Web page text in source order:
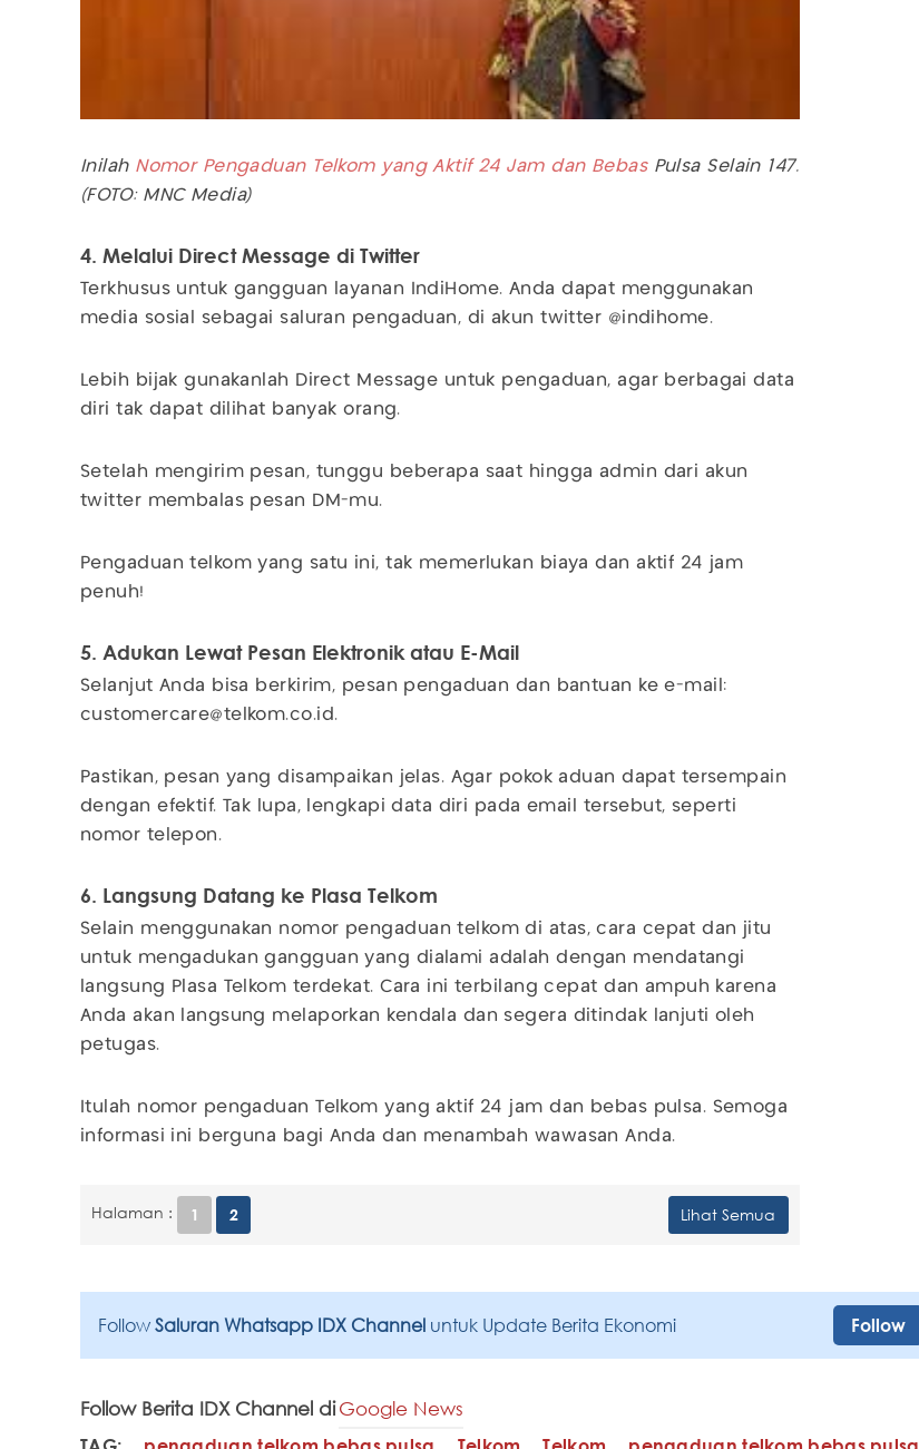
Inilah Nomor Pengaduan Telkom yang Aktif 24 Jam dan BebasPulsa Selain 147.
(FOTO: MNC Media)
4. Melalui Direct Message di Twitter
Terkhusus untuk gangguan layanan IndiHome. Anda dapat menggunakan
media sosial sebagai saluran pengaduan, di akun twitter @indihome.
Lebih bijak gunakanlah Direct Message untuk pengaduan, agar berbagai data
diri tak dapat dilihat banyak orang.
Setelah mengirim pesan, tunggu beberapa saat hingga admin dari akun
twitter membalas pesan DM-mu.
Pengaduan telkom yang satu ini, tak memerlukan biaya dan aktif 24 jam
penuh!
5. Adukan Lewat Pesan Elektronik atau E-Mail
Selanjut Anda bisa berkirim, pesan pengaduan dan bantuan ke e-mail:
customercare@telkom.co.id .
Pastikan, pesan yang disampaikan jelas. Agar pokok aduan dapat tersempain
dengan efektif. Tak lupa, lengkapi data diri pada email tersebut, seperti
nomor telepon.
6. Langsung Datang ke Plasa Telkom
Selain menggunakan nomor pengaduan telkom di atas, cara cepat dan jitu
untuk mengadukan gangguan yang dialami adalah dengan mendatangi
langsung Plasa Telkom terdekat. Cara ini terbilang cepat dan ampuh karena
Anda akan langsung melaporkan kendala dan segera ditindak lanjuti oleh
petugas.
Itulah nomor pengaduan Telkom yang aktif 24 jam dan bebas pulsa. Semoga
informasi ini berguna bagi Anda dan menambah wawasan Anda.
Halaman : 1 2 Lihat Semua
Follow Saluran Whatsapp IDX Channel untuk Update Berita Ekonomi Follow
Follow Berita IDX Channel diGoogle News